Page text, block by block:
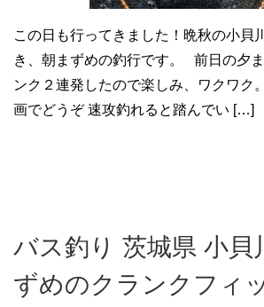
この日も行ってきました！晩秋の小貝
き、朝まずめの釣行です。 前日の夕
ンク２連発したので楽しみ、ワクワク
画でどうぞ 速攻釣れると踏んでい […]
バス釣り 茨城県 小貝
ずめのクランクフィ